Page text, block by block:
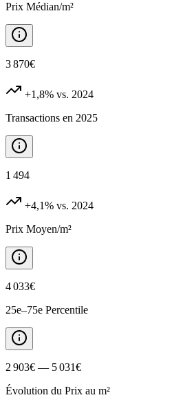
Prix Médian/m²
3 870€
+1,8% vs. 2024
Transactions en 2025
1 494
+4,1% vs. 2024
Prix Moyen/m²
4 033€
25e–75e Percentile
2 903€ — 5 031€
Évolution du Prix au m²